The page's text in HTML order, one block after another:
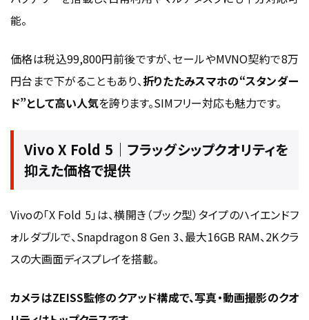
能。
価格は税込99,800円前後ですが、セールやMVNO契約で8万
円台まで下がることもあり、折りたたみスマホの“スタンダー
ド”として高い人気を誇ります。SIMフリー対応も魅力です。
Vivo X Fold 5｜フラッグシップクオリティを
抑えた価格で提供
Vivoの「X Fold 5」は、横開き（ブック型）タイプのハイエンドフ
ォルダブルで、Snapdragon 8 Gen 3、最大16GB RAM、2Kクラ
スの大画面ディスプレイを搭載。
カメラはZEISS監修のクアッド構成で、写真・動画撮影のクオ